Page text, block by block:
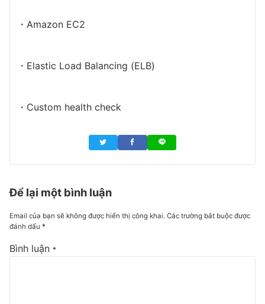
・Amazon EC2
・Elastic Load Balancing (ELB)
・Custom health check
Để lại một bình luận
Email của bạn sẽ không được hiển thị công khai. Các trường bắt buộc được
đánh dấu *
Bình luận *